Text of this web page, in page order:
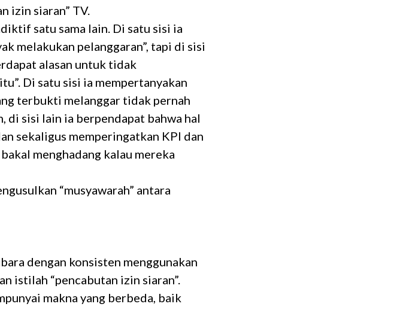
izin siaran” TV.
satu sama lain. Di satu sisi ia
melakukan pelanggaran”, tapi di sisi
alasan untuk tidak
Di satu sisi ia mempertanyakan
terbukti melanggar tidak pernah
di sisi lain ia berpendapat bahwa hal
sekaligus memperingatkan KPI dan
menghadang kalau mereka
“musyawarah” antara
dengan konsisten menggunakan
istilah “pencabutan izin siaran”.
makna yang berbeda, baik